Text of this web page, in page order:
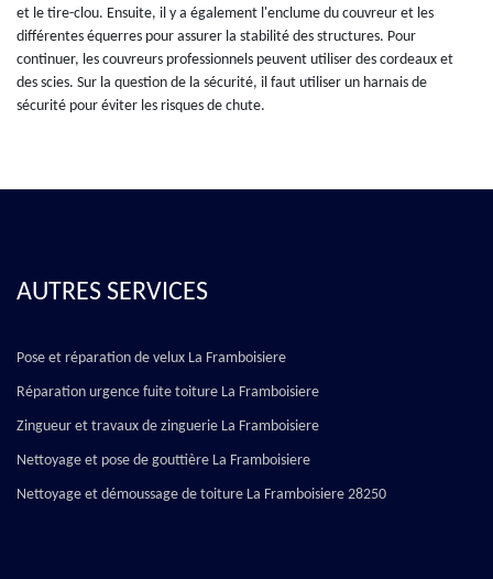
et le tire-clou. Ensuite, il y a également l'enclume du couvreur et les
différentes équerres pour assurer la stabilité des structures. Pour
continuer, les couvreurs professionnels peuvent utiliser des cordeaux et
des scies. Sur la question de la sécurité, il faut utiliser un harnais de
sécurité pour éviter les risques de chute.
AUTRES SERVICES
Pose et réparation de velux La Framboisiere
Réparation urgence fuite toiture La Framboisiere
Zingueur et travaux de zinguerie La Framboisiere
Nettoyage et pose de gouttière La Framboisiere
Nettoyage et démoussage de toiture La Framboisiere 28250